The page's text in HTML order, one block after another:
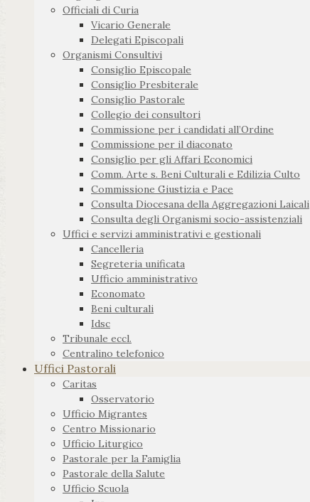
Officiali di Curia
Vicario Generale
Delegati Episcopali
Organismi Consultivi
Consiglio Episcopale
Consiglio Presbiterale
Consiglio Pastorale
Collegio dei consultori
Commissione per i candidati all’Ordine
Commissione per il diaconato
Consiglio per gli Affari Economici
Comm. Arte s. Beni Culturali e Edilizia Culto
Commissione Giustizia e Pace
Consulta Diocesana della Aggregazioni Laicali
Consulta degli Organismi socio-assistenziali
Uffici e servizi amministrativi e gestionali
Cancelleria
Segreteria unificata
Ufficio amministrativo
Economato
Beni culturali
Idsc
Tribunale eccl.
Centralino telefonico
Uffici Pastorali
Caritas
Osservatorio
Ufficio Migrantes
Centro Missionario
Ufficio Liturgico
Pastorale per la Famiglia
Pastorale della Salute
Ufficio Scuola